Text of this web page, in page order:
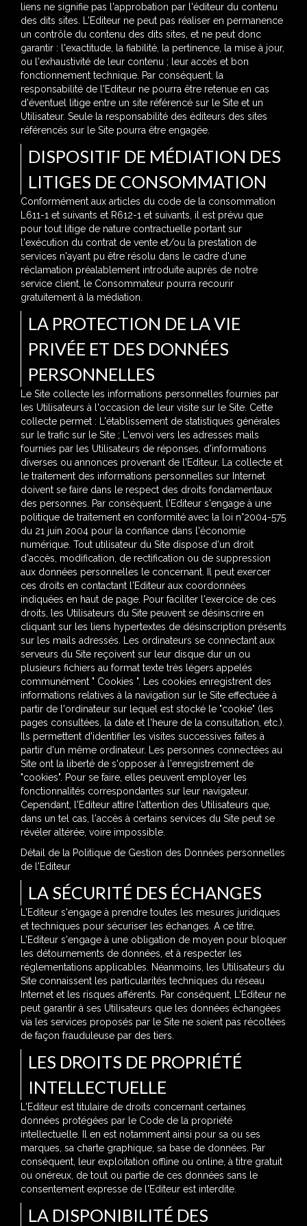
liens ne signifie pas l'approbation par l'éditeur du contenu
des dits sites. L'Editeur ne peut pas réaliser en permanence
un contrôle du contenu des dits sites, et ne peut donc
garantir : l'exactitude, la fiabilité, la pertinence, la mise à jour,
ou l'exhaustivité de leur contenu ; leur accès et bon
fonctionnement technique. Par conséquent, la
responsabilité de l'Editeur ne pourra être retenue en cas
d'éventuel litige entre un site référencé sur le Site et un
Utilisateur. Seule la responsabilité des éditeurs des sites
référencés sur le Site pourra être engagée.
DISPOSITIF DE MÉDIATION DES
LITIGES DE CONSOMMATION
Conformément aux articles du code de la consommation
L611-1 et suivants et R612-1 et suivants, il est prévu que
pour tout litige de nature contractuelle portant sur
l'exécution du contrat de vente et/ou la prestation de
services n'ayant pu être résolu dans le cadre d'une
réclamation préalablement introduite auprès de notre
service client, le Consommateur pourra recourir
gratuitement à la médiation.
LA PROTECTION DE LA VIE
PRIVÉE ET DES DONNÉES
PERSONNELLES
Le Site collecte les informations personnelles fournies par
les Utilisateurs à l'occasion de leur visite sur le Site. Cette
collecte permet : L'établissement de statistiques générales
sur le trafic sur le Site ; L'envoi vers les adresses mails
fournies par les Utilisateurs de réponses, d'informations
diverses ou annonces provenant de l'Editeur. La collecte et
le traitement des informations personnelles sur Internet
doivent se faire dans le respect des droits fondamentaux
des personnes. Par conséquent, l'Editeur s'engage à une
politique de traitement en conformité avec la loi n°2004-575
du 21 juin 2004 pour la confiance dans l'économie
numérique. Tout utilisateur du Site dispose d'un droit
d'accès, modification, de rectification ou de suppression
aux données personnelles le concernant. Il peut exercer
ces droits en contactant l'Editeur aux coordonnées
indiquées en haut de page. Pour faciliter l'exercice de ces
droits, les Utilisateurs du Site peuvent se désinscrire en
cliquant sur les liens hypertextes de désinscription présents
sur les mails adressés. Les ordinateurs se connectant aux
serveurs du Site reçoivent sur leur disque dur un ou
plusieurs fichiers au format texte très légers appelés
communément " Cookies ". Les cookies enregistrent des
informations relatives à la navigation sur le Site effectuée à
partir de l'ordinateur sur lequel est stocké le "cookie" (les
pages consultées, la date et l'heure de la consultation, etc.).
Ils permettent d'identifier les visites successives faites à
partir d'un même ordinateur. Les personnes connectées au
Site ont la liberté de s'opposer à l'enregistrement de
"cookies". Pour se faire, elles peuvent employer les
fonctionnalités correspondantes sur leur navigateur.
Cependant, l'Editeur attire l'attention des Utilisateurs que,
dans un tel cas, l'accès à certains services du Site peut se
révéler altérée, voire impossible.
Détail de la Politique de Gestion des Données personnelles
de l'Editeur
LA SÉCURITÉ DES ÉCHANGES
L'Editeur s'engage à prendre toutes les mesures juridiques
et techniques pour sécuriser les échanges. A ce titre,
L'Editeur s'engage à une obligation de moyen pour bloquer
les détournements de données, et à respecter les
réglementations applicables. Néanmoins, les Utilisateurs du
Site connaissent les particularités techniques du réseau
Internet et les risques afférents. Par conséquent, L'Editeur ne
peut garantir à ses Utilisateurs que les données échangées
via les services proposés par le Site ne soient pas récoltées
de façon frauduleuse par des tiers.
LES DROITS DE PROPRIÉTÉ
INTELLECTUELLE
L'Editeur est titulaire de droits concernant certaines
données protégées par le Code de la propriété
intellectuelle. Il en est notamment ainsi pour sa ou ses
marques, sa charte graphique, sa base de données. Par
conséquent, leur exploitation offline ou online, à titre gratuit
ou onéreux, de tout ou partie de ces données sans le
consentement expresse de l'Editeur est interdite.
LA DISPONIBILITÉ DES